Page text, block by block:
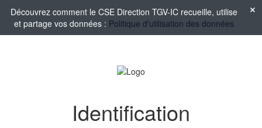
Découvrez comment le CSE Direction TGV-IC recueille, utilise
et partage vos données : Politique d'utilisation des données
Identification